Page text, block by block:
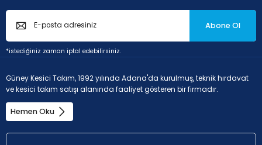
Abone Ol
*istediğiniz zaman iptal edebilirsiniz.
Güney Kesici Takım, 1992 yılında Adana'da kurulmuş, teknik hırdavat
ve kesici takım satışı alanında faaliyet gösteren bir firmadır.
Hemen Oku